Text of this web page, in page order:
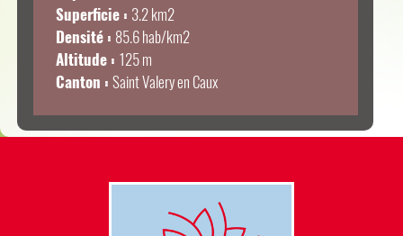
Superficie : 3.2 km2
Densité : 85.6 hab/km2
Altitude : 125 m
Canton : Saint Valery en Caux